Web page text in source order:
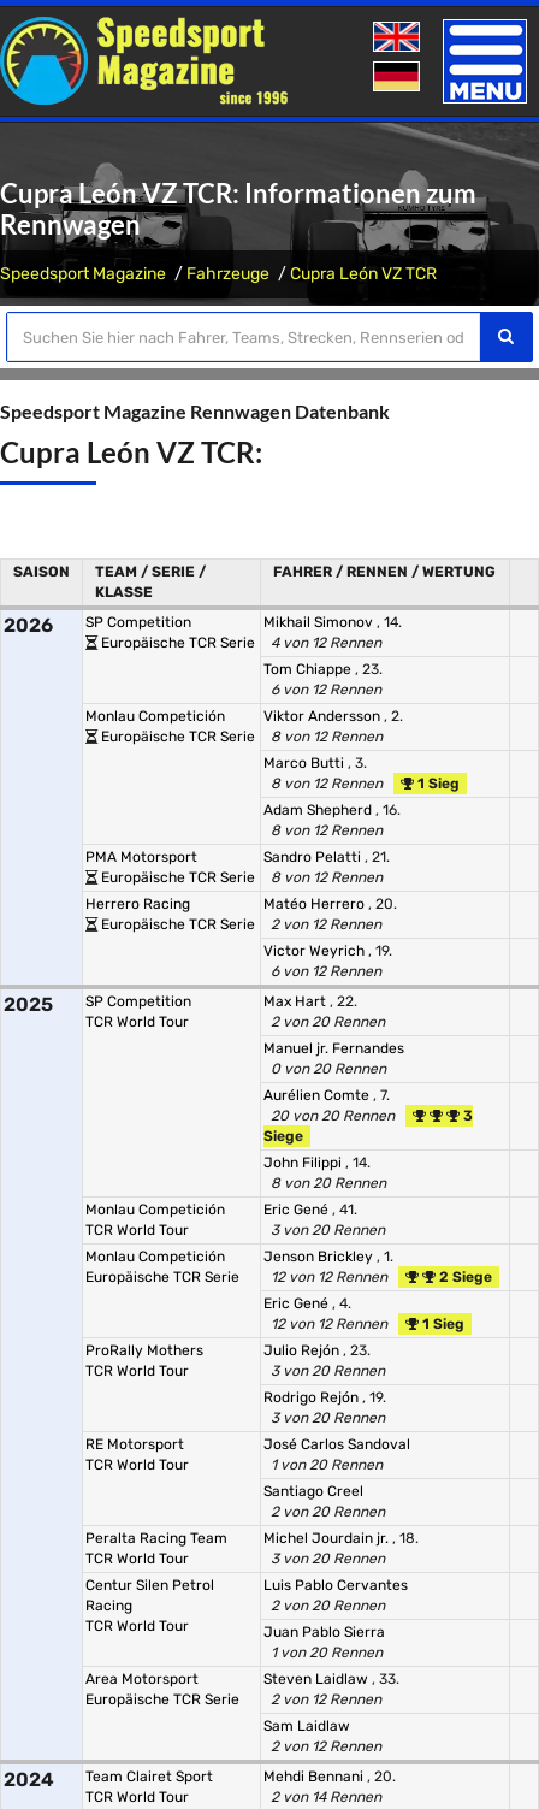
Toggle
Cupra León VZ TCR: Informationen zum
Rennwagen
Speedsport Magazine Fahrzeuge Cupra León VZ TCR
Speedsport Magazine Rennwagen Datenbank
Cupra León VZ TCR:
SAISON
TEAM / SERIE /
KLASSE
FAHRER / RENNEN / WERTUNG
2026
SP Competition
Europäische TCR Serie
Mikhail Simonov , 14.
4 von 12 Rennen
Tom Chiappe , 23.
6 von 12 Rennen
Monlau Competición
Europäische TCR Serie
Viktor Andersson , 2.
8 von 12 Rennen
Marco Butti , 3.
8 von 12 Rennen
1 Sieg
Adam Shepherd , 16.
8 von 12 Rennen
PMA Motorsport
Europäische TCR Serie
Sandro Pelatti , 21.
8 von 12 Rennen
Herrero Racing
Europäische TCR Serie
Matéo Herrero , 20.
2 von 12 Rennen
Victor Weyrich , 19.
6 von 12 Rennen
2025
SP Competition
TCR World Tour
Max Hart , 22.
2 von 20 Rennen
Manuel jr. Fernandes
0 von 20 Rennen
Aurélien Comte , 7.
20 von 20 Rennen
3
Siege
John Filippi , 14.
8 von 20 Rennen
Monlau Competición
TCR World Tour
Eric Gené , 41.
3 von 20 Rennen
Monlau Competición
Europäische TCR Serie
Jenson Brickley , 1.
12 von 12 Rennen
2 Siege
Eric Gené , 4.
12 von 12 Rennen
1 Sieg
ProRally Mothers
TCR World Tour
Julio Rejón , 23.
3 von 20 Rennen
Rodrigo Rejón , 19.
3 von 20 Rennen
RE Motorsport
TCR World Tour
José Carlos Sandoval
1 von 20 Rennen
Santiago Creel
2 von 20 Rennen
Peralta Racing Team
TCR World Tour
Michel Jourdain jr. , 18.
3 von 20 Rennen
Centur Silen Petrol
Racing
TCR World Tour
Luis Pablo Cervantes
2 von 20 Rennen
Juan Pablo Sierra
1 von 20 Rennen
Area Motorsport
Europäische TCR Serie
Steven Laidlaw , 33.
2 von 12 Rennen
Sam Laidlaw
2 von 12 Rennen
2024
Team Clairet Sport
TCR World Tour
Mehdi Bennani , 20.
2 von 14 Rennen